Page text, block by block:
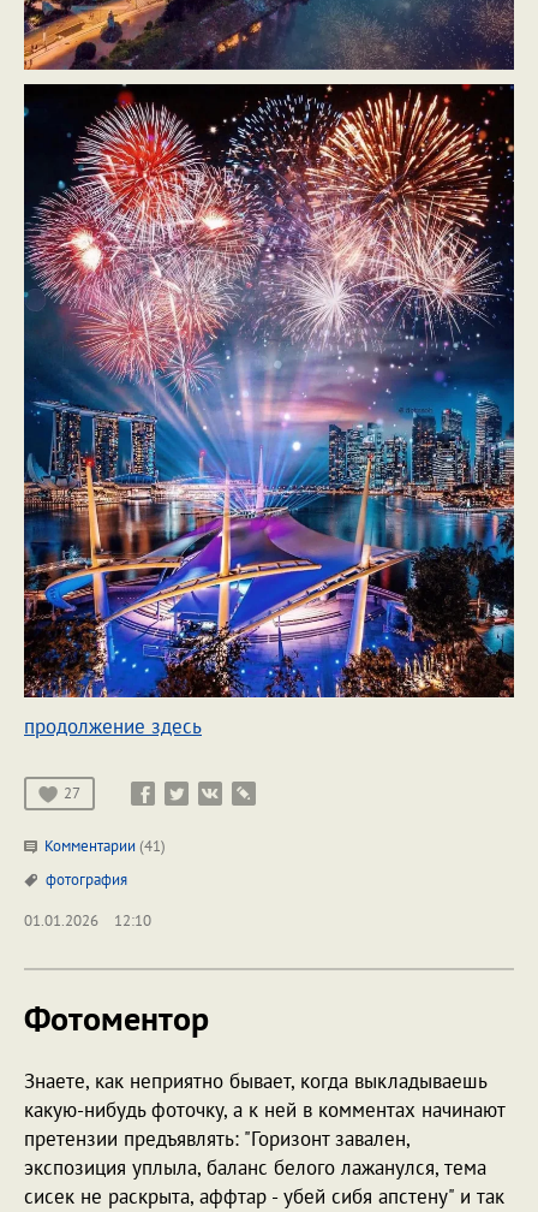
продолжение здесь
27
Комментарии (41)
фотография
01.01.2026
12:10
Фотоментор
Знаете, как неприятно бывает, когда выкладываешь
какую-нибудь фоточку, а к ней в комментах начинают
претензии предъявлять: "Горизонт завален,
экспозиция уплыла, баланс белого лажанулся, тема
сисек не раскрыта, аффтар - убей сибя апстену" и так